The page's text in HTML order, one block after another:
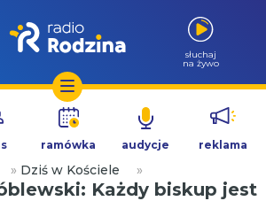
słuchaj
na żywo
ramówka audycje reklama
» Dziś w Kościele »
Każdy biskup jest